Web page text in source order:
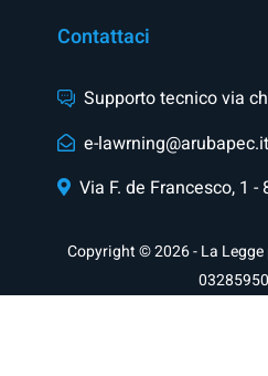
Contattaci
Supporto tecnico via
e-lawrning@arubapec.it
Via F. de Francesco, 1 -
Copyright © 2026 - La Legge